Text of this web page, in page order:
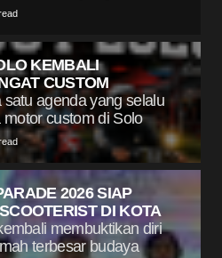
KEMBALI
CUSTOM
satu agenda yang selalu
custom di Solo
2026 SIAP
DI KOTA
membuktikan diri
terbesar budaya